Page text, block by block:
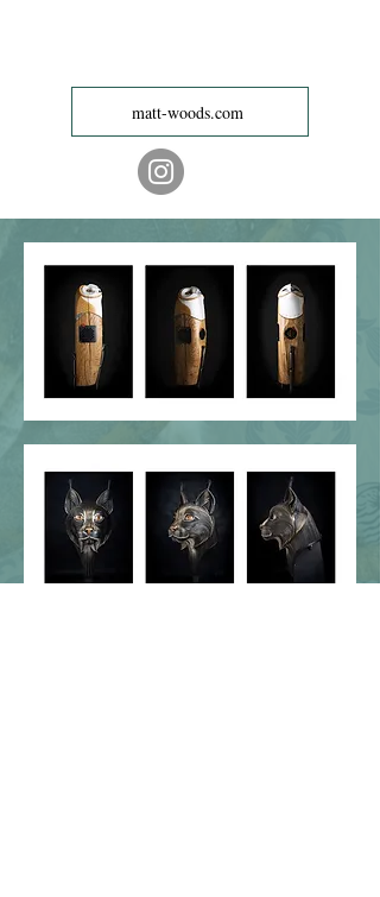
matt-woods.com